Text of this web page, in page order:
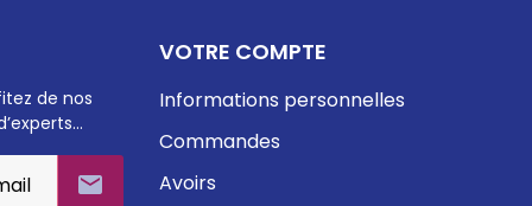
de nos

VOTRE COMPTE
Informations personnelles
Commandes
Avoirs